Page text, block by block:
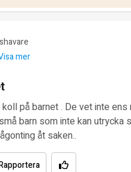
mer
på barnet . De vet inte
barn som inte kan utrycka
åt saken..